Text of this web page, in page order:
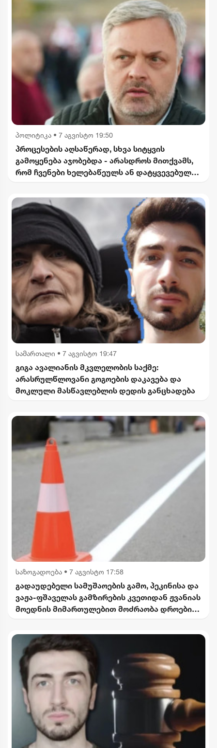
პოლიტიკა • 7 აგვისტო 19:50
პროცესების აღსაწერად, სხვა სიტყვის
გამოყენება აჯობებდა - არასდროს მითქვამს,
რომ ჩვენები ხელებაწეულს ან დატყვევებულს
სამართალი • 7 აგვისტო 19:47
გიგა ავალიანის მკვლელობის საქმე:
არასრულწლოვანი გოგოების დაკავება და
მოკლული მასწავლებლის დედის განცხადება
საზოგადოება • 7 აგვისტო 17:58
გადაუდებელი სამუშაოების გამო, პეკინისა და
ვაჟა-ფშაველას გამზირების კვეთიდან ჟვანიას
მოედნის მიმართულებით მოძრაობა დროებით